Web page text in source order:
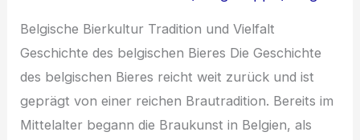
Belgische Bierkultur Tradition und Vielfalt
Geschichte des belgischen Bieres Die Geschichte
des belgischen Bieres reicht weit zurück und ist
geprägt von einer reichen Brautradition. Bereits im
Mittelalter begann die Braukunst in Belgien, als